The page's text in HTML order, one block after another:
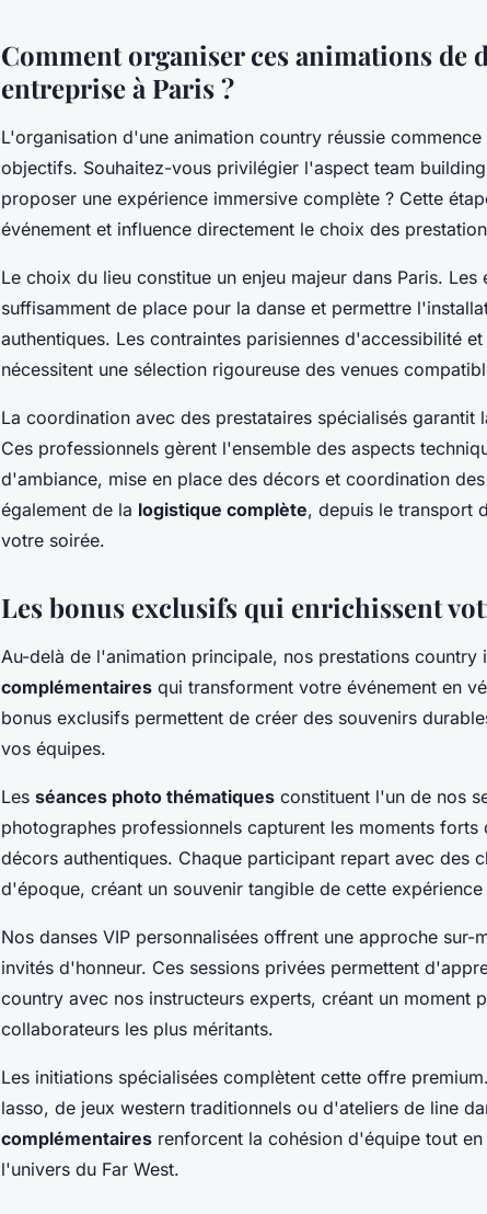
Comment organiser ces animations de
entreprise à Paris ?
L'organisation d'une animation country réussie commence
objectifs. Souhaitez-vous privilégier l'aspect team
proposer une expérience immersive complète ? Cette
événement et influence directement le choix des
Le choix du lieu constitue un enjeu majeur dans Paris.
suffisamment de place pour la danse et permettre
authentiques. Les contraintes parisiennes d'accessibilité
nécessitent une sélection rigoureuse des venues
La coordination avec des prestataires spécialisés garantit
Ces professionnels gèrent l'ensemble des aspects
d'ambiance, mise en place des décors et coordination
également de la logistique complète, depuis le transport
votre soirée.
Les bonus exclusifs qui enrichissent
Au-delà de l'animation principale, nos prestations country
complémentaires qui transforment votre événement en
bonus exclusifs permettent de créer des souvenirs
vos équipes.
Les séances photo thématiques constituent l'un de nos
photographes professionnels capturent les moments
décors authentiques. Chaque participant repart avec des
d'époque, créant un souvenir tangible de cette expérience
Nos danses VIP personnalisées offrent une approche sur-
invités d'honneur. Ces sessions privées permettent
country avec nos instructeurs experts, créant un moment
collaborateurs les plus méritants.
Les initiations spécialisées complètent cette offre
lasso, de jeux western traditionnels ou d'ateliers de line
complémentaires renforcent la cohésion d'équipe tout
l'univers du Far West.